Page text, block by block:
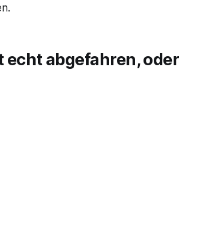
echt abgefahren, oder